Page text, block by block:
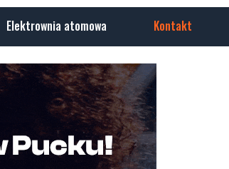
Elektrownia atomowa Kontakt